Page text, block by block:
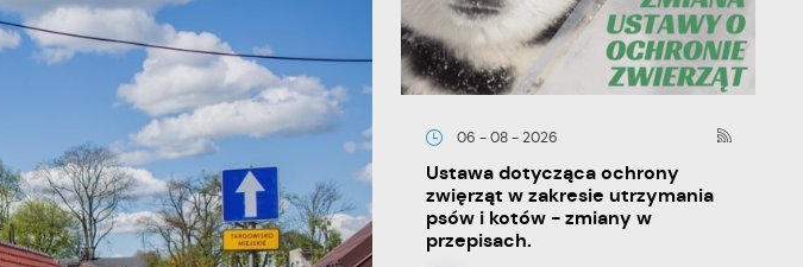
06 - 08 - 2026
Ustawa dotycząca ochrony
zwięrząt w zakresie utrzymania
psów i kotów - zmiany w
przepisach.